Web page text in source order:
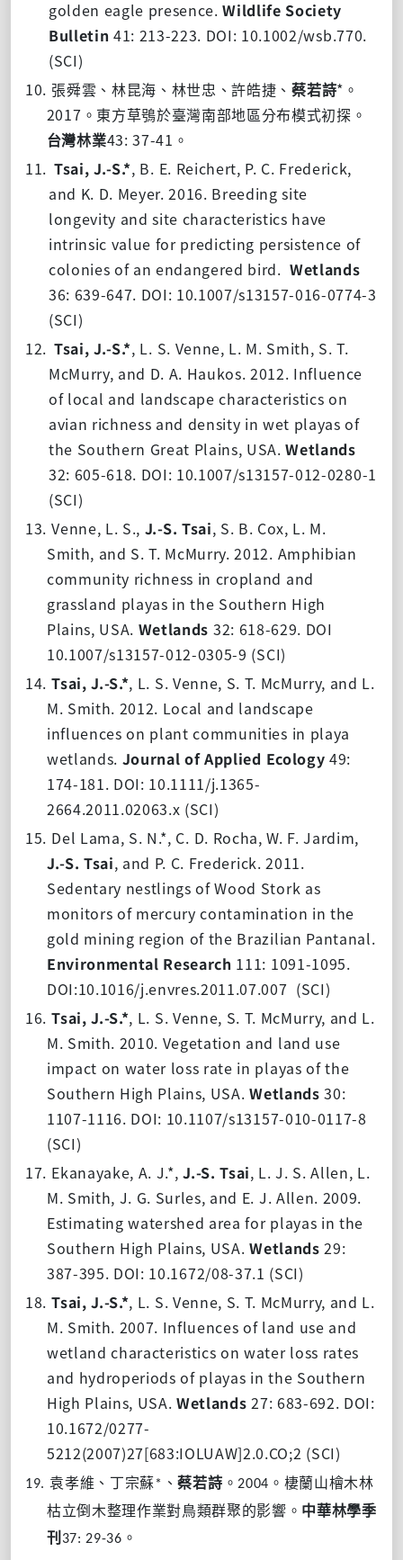
golden eagle presence.Wildlife Society
Bulletin 41: 213-223. DOI: 10.1002/wsb.770.
(SCI)
10. 張舜雲、林昆海、林世忠、許皓捷、蔡若詩* 。
2017 。東方草鴞於臺灣南部地區分布模式初探。
台灣林業43: 37-41 。
11. Tsai, J.-S.*, B. E. Reichert, P. C. Frederick,
and K. D. Meyer. 2016. Breeding site
longevity and site characteristics have
intrinsic value for predicting persistence of
colonies of an endangered bird.Wetlands
36: 639-647. DOI: 10.1007/s13157-016-0774-3
(SCI)
12. Tsai, J.-S.*, L. S. Venne, L. M. Smith, S. T.
McMurry, and D. A. Haukos. 2012. Influence
of local and landscape characteristics on
avian richness and density in wet playas of
the Southern Great Plains, USA.Wetlands
32: 605-618. DOI: 10.1007/s13157-012-0280-1
(SCI)
13. Venne, L. S., J.-S. Tsai, S. B. Cox, L. M.
Smith, and S. T. McMurry. 2012. Amphibian
community richness in cropland and
grassland playas in the Southern High
Plains, USA. Wetlands 32: 618-629. DOI
10.1007/s13157-012-0305-9 (SCI)
14. Tsai, J.-S.*, L. S. Venne, S. T. McMurry, and L.
M. Smith. 2012. Local and landscape
influences on plant communities in playa
wetlands. Journal of Applied Ecology 49:
174-181. DOI: 10.1111/j.1365-
2664.2011.02063.x (SCI)
15. Del Lama, S. N.*, C. D. Rocha, W. F. Jardim,
J.-S. Tsai, and P. C. Frederick. 2011.
Sedentary nestlings of Wood Stork as
monitors of mercury contamination in the
gold mining region of the Brazilian Pantanal.
Environmental Research 111: 1091-1095.
DOI:10.1016/j.envres.2011.07.007 (SCI)
16. Tsai, J.-S.*, L. S. Venne, S. T. McMurry, and L.
M. Smith. 2010. Vegetation and land use
impact on water loss rate in playas of the
Southern High Plains, USA.Wetlands 30:
1107-1116. DOI: 10.1107/s13157-010-0117-8
(SCI)
17. Ekanayake, A. J.*,J.-S. Tsai, L. J. S. Allen, L.
M. Smith, J. G. Surles, and E. J. Allen. 2009.
Estimating watershed area for playas in the
Southern High Plains, USA.Wetlands 29:
387-395. DOI: 10.1672/08-37.1 (SCI)
18. Tsai, J.-S.*, L. S. Venne, S. T. McMurry, and L.
M. Smith. 2007. Influences of land use and
wetland characteristics on water loss rates
and hydroperiods of playas in the Southern
High Plains, USA.Wetlands 27: 683-692. DOI:
10.1672/0277-
5212(2007)27[683:IOLUAW]2.0.CO;2 (SCI)
19. 袁孝維、丁宗蘇* 、蔡若詩 。 2004 。棲蘭山檜木林
枯立倒木整理作業對鳥類群聚的影響。 中華林學季
刊 37: 29-36 。